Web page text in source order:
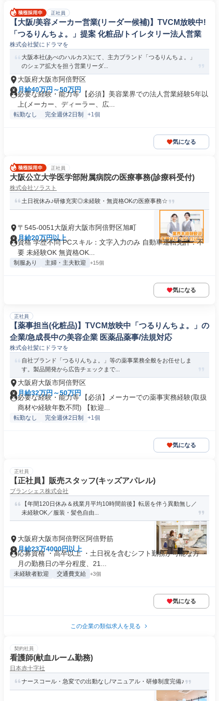
正社員
【大阪/美容メーカー営業(リーダー候補)】TVCM放映中!
「つるりんちょ。」提案 化粧品/トイレタリー法人営業
株式会社髪にドラマを
大阪本社(あべのハルカス)にて、主力ブランド「つるりんちょ。」
のシェア拡大を担う営業リーダ...
大阪府大阪市阿倍野区
月給40万円～50万円
必要な経験・能力等 【必須】美容業界での法人営業経験5年以
上(メーカー、ディーラー、広...
転勤なし 完全週休2日制 +1個
気になる
正社員
大阪公立大学医学部附属病院の医療事務(診療科受付)
株式会社ソラスト
土日祝休み♪研修充実◎未経験・無資格OKの医療事務☆
〒545-0051大阪府大阪市阿倍野区旭町
月給20万円以上
資格 学歴不問 PCスキル：文字入力のみ 自動車運転免許：不
要 未経験OK 無資格OK...
制服あり 主婦・主夫歓迎 +15個
気になる
正社員
【薬事担当(化粧品)】TVCM放映中「つるりんちょ。」の
企業/急成長中の美容企業 医薬品薬事/法規対応
株式会社髪にドラマを
自社ブランド「つるりんちょ。」等の薬事業務全般をお任せしま
す。製品開発から広告チェックまで...
大阪府大阪市阿倍野区
月給32万円～50万円
必要な経験・能力等 【必須】メーカーでの薬事実務経験(取扱
商材や経験年数不問) 【歓迎...
転勤なし 完全週休2日制 +1個
気になる
正社員
【正社員】販売スタッフ(キッズアパレル)
ブランシェス株式会社
【年間120日休み＆残業月平均10時間前後】転居を伴う異動無し／
未経験OK／服装・髪色自由...
大阪府大阪市阿倍野区阿倍野筋
月給23万4000円以上
応募資格 ・高卒以上 ・土日祝を含むシフト勤務が可能な方 ・
月の勤務日の半分程度、21...
未経験者歓迎 交通費支給 +3個
気になる
この企業の類似求人を見る
契約社員
看護師(献血ルーム勤務)
日本赤十字社
ナースコール・急変での出動なし/マニュアル・研修制度完備♪